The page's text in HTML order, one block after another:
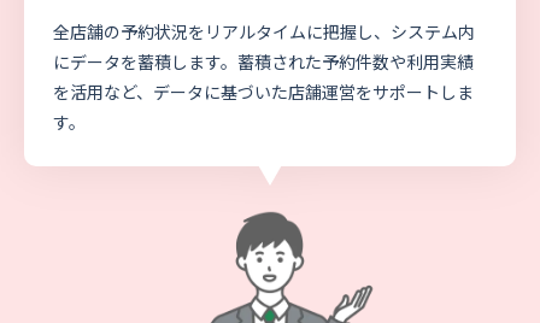
全店舗の予約状況をリアルタイムに把握し、システム内
にデータを蓄積します。蓄積された予約件数や利用実績
を活用など、データに基づいた店舗運営をサポートしま
す。